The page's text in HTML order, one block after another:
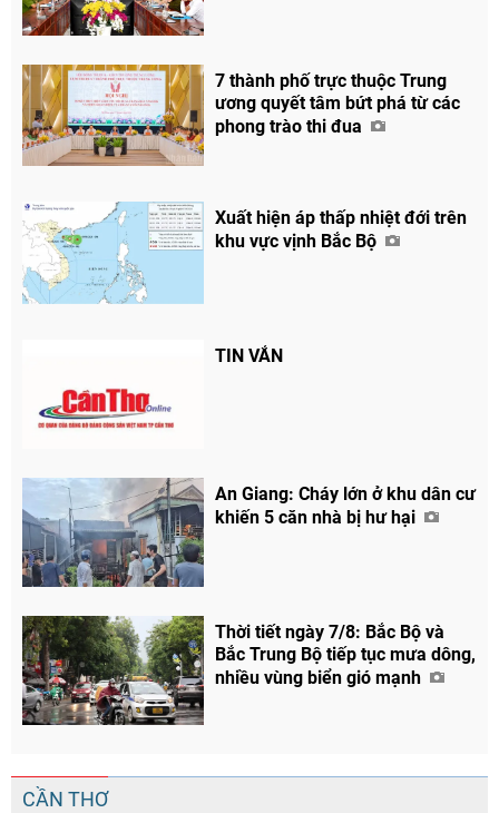
7 thành phố trực thuộc Trung
ương quyết tâm bứt phá từ các
phong trào thi đua
Xuất hiện áp thấp nhiệt đới trên
khu vực vịnh Bắc Bộ
TIN VẮN
An Giang: Cháy lớn ở khu dân cư
khiến 5 căn nhà bị hư hại
Thời tiết ngày 7/8: Bắc Bộ và
Bắc Trung Bộ tiếp tục mưa dông,
nhiều vùng biển gió mạnh
CẦN THƠ